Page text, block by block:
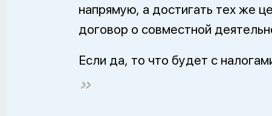
напрямую, а достигать тех же
договор о совместной
Если да, то что будет с